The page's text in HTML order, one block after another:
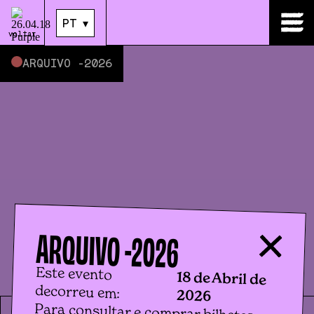
voltar
PT ▾
PT ▾
ARQUIVO -2026
ARQUIVO -2026
Este evento
decorreu em:
18 de Abril de
2026